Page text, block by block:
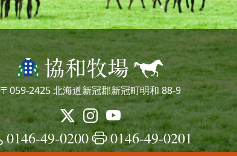
〒059-2425 北海道新冠郡新冠町明和 88-9
0146-49-0200 0146-49-0201